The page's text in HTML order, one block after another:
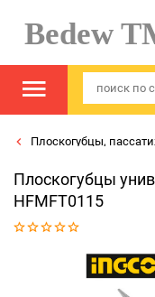
Bedew
Плоскогубцы,
Плоскогубцы
HFMFT0115